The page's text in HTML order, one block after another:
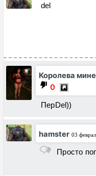
del
Королева
0
ПерDel))
hamster 03
Просто